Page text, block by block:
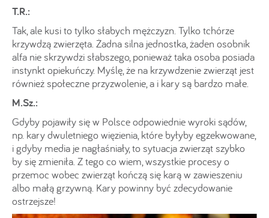
T.R.:
Tak, ale kusi to tylko słabych mężczyzn. Tylko tchórze
krzywdzą zwierzęta. Żadna silna jednostka, żaden osobnik
alfa nie skrzywdzi słabszego, ponieważ taka osoba posiada
instynkt opiekuńczy. Myślę, że na krzywdzenie zwierząt jest
również społeczne przyzwolenie, a i kary są bardzo małe.
M.Sz.:
Gdyby pojawiły się w Polsce odpowiednie wyroki sądów,
np. kary dwuletniego więzienia, które byłyby egzekwowane,
i gdyby media je nagłaśniały, to sytuacja zwierząt szybko
by się zmieniła. Z tego co wiem, wszystkie procesy o
przemoc wobec zwierząt kończą się karą w zawieszeniu
albo małą grzywną. Kary powinny być zdecydowanie
ostrzejsze!